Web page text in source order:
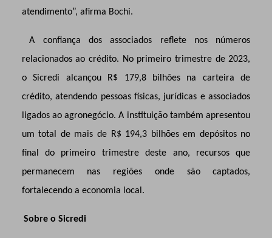
atendimento”, afirma Bochi.
A confiança dos associados reflete nos números
relacionados ao crédito. No primeiro trimestre de 2023,
o Sicredi alcançou R$ 179,8 bilhões na carteira de
crédito, atendendo pessoas físicas, jurídicas e associados
ligados ao agronegócio. A instituição também apresentou
um total de mais de R$ 194,3 bilhões em depósitos no
final do primeiro trimestre deste ano, recursos que
permanecem nas regiões onde são captados,
fortalecendo a economia local.
Sobre o Sicredi